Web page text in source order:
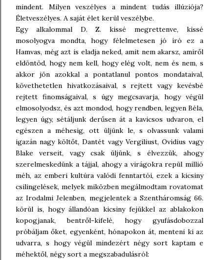
mindent. Milyen veszélyes a mindent tudás illúziója?
Életveszélyes. A saját élet kerül veszélybe.
Egy alkalommal D. Z. kissé megrettenve, kissé
mosolyogva mondta, hogy félelmetesen jó író ez a
Hamvas, még azt is eladja neked, amit nem akarsz, amiről
eldöntöd, hogy nem kell, hogy elég volt, nem és nem, s
akkor jön azokkal a pontatlanul pontos mondataival,
követhetetlen hivatkozásaival, s rejtett vagy kevésbé
rejtett finomságaival, s úgy megcsavarja, hogy végül
elmosolyodsz, és azt mondod, hogy rendben, legyen Béla,
legyen úgy, sétáljunk derűsen át a kavicsos udvaron, el
egészen a méhesig, ott üljünk le, s olvassunk valami
igazán nagy költőt, Dantét vagy Vergiliust, Ovidius vagy
Blake verseit, vagy csak üljünk, s élvezzük, ahogy
szerelmeskedünk a tájjal, ahogy a virágokra repül millió
méh, az emberi kultúra valódi fenntartói, ezek a kicsiny
csilingelések, melyek miközben megálmodtam rovatomat
az Irodalmi Jelenben, megjelentek a Szentháromság 66.
körül is, hogy állandóan kicsiny fejükkel az ablakokon
kopogjanak, bentről-kifelé, hogy gyufásdobozzal
próbáljam őket, egyenként, hónapokon át, menteni ki az
udvarra, s hogy végül mindezért négy sort kaptam e
méhektől, négy sort a megszabadulásról: